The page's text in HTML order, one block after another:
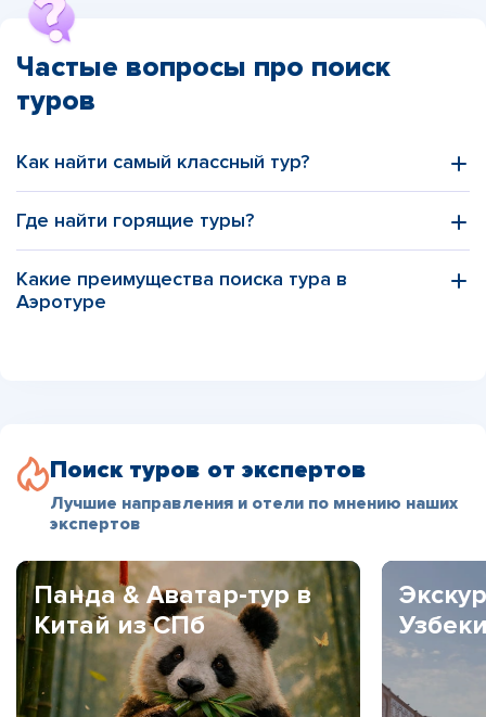
Частые вопросы про поиск
туров
Как найти самый классный тур?
Где найти горящие туры?
Какие преимущества поиска тура в
Аэротуре
Поиск туров от экспертов
Лучшие направления и отели по мнению наших
экспертов
Панда & Аватар-тур в
Китай из СПб